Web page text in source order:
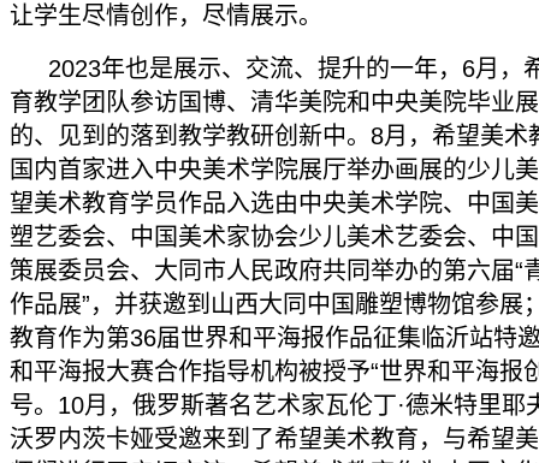
让学生尽情创作，尽情展示。
2023年也是展示、交流、提升的一年，6月，
育教学团队参访国博、清华美院和中央美院毕业
的、见到的落到教学教研创新中。8月，希望美术
国内首家进入中央美术学院展厅举办画展的少儿
望美术教育学员作品入选由中央美术学院、中国
塑艺委会、中国美术家协会少儿美术艺委会、中
策展委员会、大同市人民政府共同举办的第六届“
作品展”，并获邀到山西大同中国雕塑博物馆参展
教育作为第36届世界和平海报作品征集临沂站特
和平海报大赛合作指导机构被授予“世界和平海报
号。10月，俄罗斯著名艺术家瓦伦丁·德米特里耶
沃罗内茨卡娅受邀来到了希望美术教育，与希望